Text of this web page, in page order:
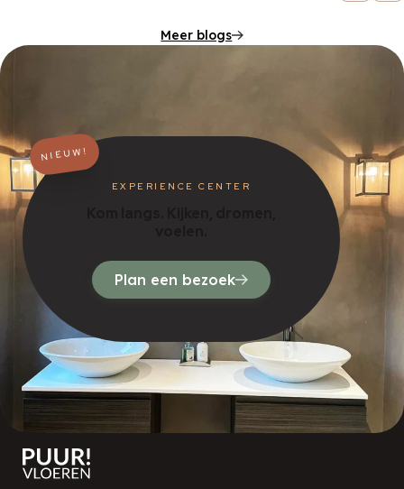
Meer blogs
NIEUW!
EXPERIENCE CENTER
Plan een bezoek